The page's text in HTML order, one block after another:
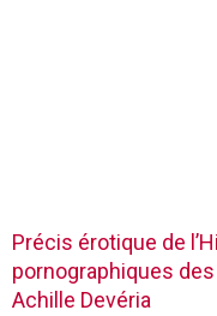
Précis érotique de
pornographiques
Achille Devéria